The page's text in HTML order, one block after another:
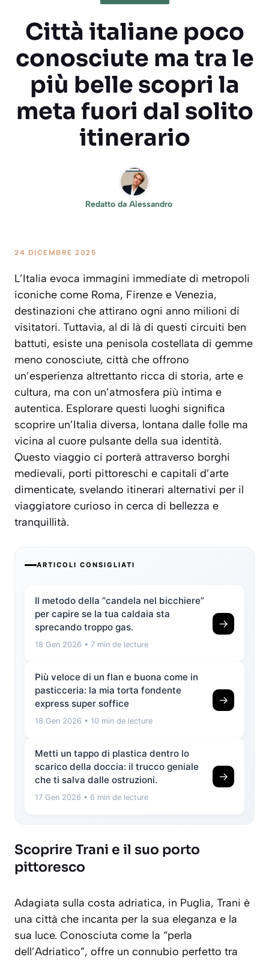
Città italiane poco
conosciute ma tra le
più belle scopri la
meta fuori dal solito
itinerario
Redatto da Alessandro
24 DICEMBRE 2025
L’Italia evoca immagini immediate di metropoli
iconiche come Roma, Firenze e Venezia,
destinazioni che attirano ogni anno milioni di
visitatori. Tuttavia, al di là di questi circuiti ben
battuti, esiste una penisola costellata di gemme
meno conosciute, città che offrono
un’esperienza altrettanto ricca di storia, arte e
cultura, ma con un’atmosfera più intima e
autentica. Esplorare questi luoghi significa
scoprire un’Italia diversa, lontana dalle folle ma
vicina al cuore pulsante della sua identità.
Questo viaggio ci porterà attraverso borghi
medievali, porti pittoreschi e capitali d’arte
dimenticate, svelando itinerari alternativi per il
viaggiatore curioso in cerca di bellezza e
tranquillità.
ARTICOLI CONSIGLIATI
Il metodo della “candela nel bicchiere”
per capire se la tua caldaia sta
sprecando troppo gas.
18 Gen 2026 • 7 min de lecture
→
Più veloce di un flan e buona come in
pasticceria: la mia torta fondente
express super soffice
18 Gen 2026 • 10 min de lecture
→
Metti un tappo di plastica dentro lo
scarico della doccia: il trucco geniale
che ti salva dalle ostruzioni.
17 Gen 2026 • 6 min de lecture
→
Scoprire Trani e il suo porto
pittoresco
Adagiata sulla costa adriatica, in Puglia, Trani è
una città che incanta per la sua eleganza e la
sua luce. Conosciuta come la “perla
dell’Adriatico”, offre un connubio perfetto tra